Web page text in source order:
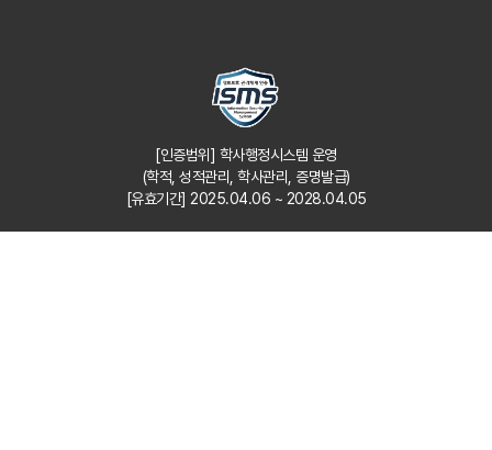
[인증범위] 학사행정시스템 운영
(학적, 성적관리, 학사관리, 증명발급)
[유효기간] 2025.04.06 ~ 2028.04.05